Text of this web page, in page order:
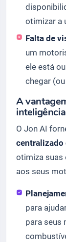
otimizar a
Falta de
um
ele está
chegar
A
O Jon AI
centralizado
otimiza suas
aos seus
para
para seus